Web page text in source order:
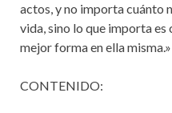
actos, y no importa cuánto
vida, sino lo que importa
mejor forma en ella
CONTENIDO: